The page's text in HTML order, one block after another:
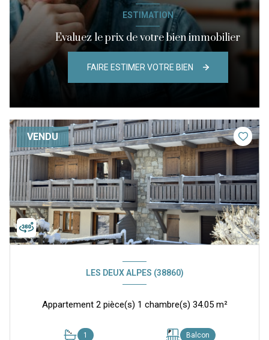
ESTIMATION
Evaluez le prix de votre bien immobilier
FAIRE ESTIMER VOTRE BIEN
VENDU
LES DEUX ALPES (38860)
Appartement 2 pièce(s) 1 chambre(s) 34.05 m²
1 Balcon